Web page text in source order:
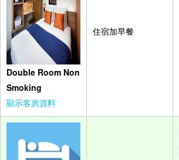
Double Room Non
Smoking
顯示客房資料
住宿加早餐